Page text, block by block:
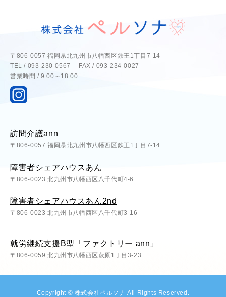
〒806-0057 福岡県北九州市八幡西区鉄王1丁目7-14
TEL / 093-230-0567 FAX / 093-234-0027
営業時間 / 9:00～18:00
訪問介護ann
〒806-0057 福岡県北九州市八幡西区鉄王1丁目7-14
障害者シェアハウスあん
〒806-0023 北九州市八幡西区八千代町4-6
障害者シェアハウスあん2nd
〒806-0023 北九州市八幡西区八千代町3-16
就労継続支援B型「ファクトリー ann」
〒806-0059 北九州市八幡西区萩原1丁目3-23
Copyright © 株式会社ペルソナ All Rights Reserved.